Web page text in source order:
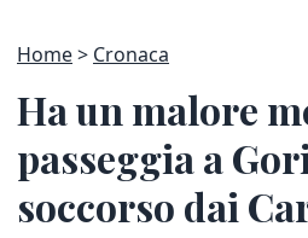
Home Cronaca
Ha un malore
passeggia a
soccorso dai